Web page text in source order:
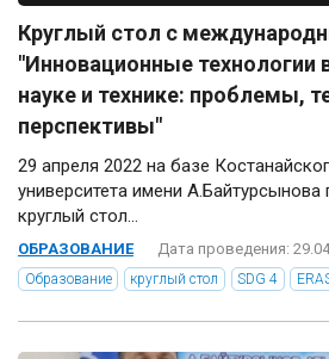
Круглый стол с
"Инновационные технологии
науке и технике: проблемы,
перспективы"
29 апреля 2022 на базе
университета имени
круглый стол...
ОБРАЗОВАНИЕ Дата проведения:
Образование круглый стол SDG 4